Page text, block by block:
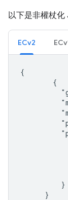
以下是非權杖化
ECv2
{
        {
          }
      }